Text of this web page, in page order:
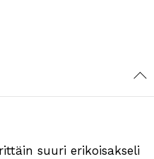
suuri erikoisakseli